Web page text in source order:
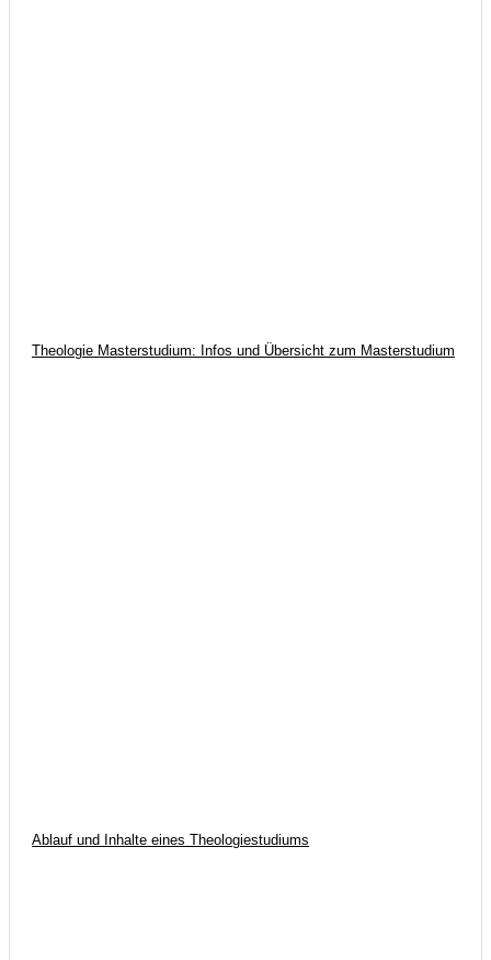
Theologie Masterstudium: Infos und Übersicht zum Masterstudium
Ablauf und Inhalte eines Theologiestudiums